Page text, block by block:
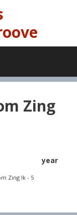
Zing
year
Zing Ik - 5